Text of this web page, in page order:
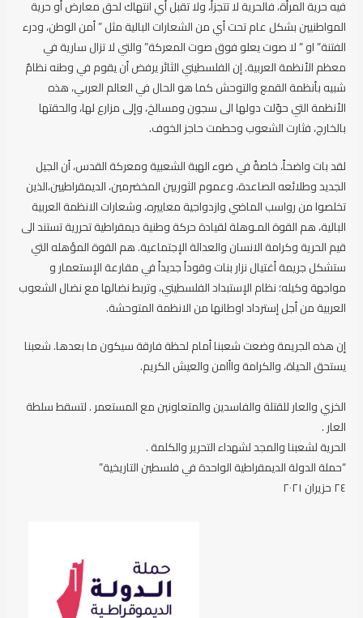
فيه حرية المرأة، فالحرية لا تتجزأ، ولا تقبل أي انتهاك لحق معارض أو حرية
المواطنيين بشكل عام تحت أي من الشعارات البالية مثل ” أمن الوطن، ودرء
الفتنة” او ” لا صوت يعلو فوق صوت المعركة” والتي لا تزال سارية في
معظم الأنظمة العربية. إن الفلسطيني الثائر يرفض أن يقوم في وطنه نظامٌ
شبيه بأنظمة القمع والتوحش كما هو الحال في العالم العربي، هذه
الأنظمة التي حوّلت دولها الى سجون ومسالخ، وإلى مزارع لها، والحقتها
بالخارج، فثارت الشعوب وحطمت حاجز الخوف.
لقد بات واضحاً، خاصةً في ضوء الهبة الشعبية ومعركة القدس، أن الجيل
الجديد وطلائعه الصاعدة، وعموم الثوريين المخضرمين، الديمقراطيين،الذين
تخلصوا من رواسب الماضي وازدواجية معاييره، وشعارات الانظمة العربية
البالية، هم القوة المـوهلة لقيادة حركة وطنية ديمقراطية تحررية تستند الى
قيم الحرية وكرامة الانسان والعدالة الإجتماعية. هم القوة المؤهله التي
ستشكل جريمة أغتيال نزار بنات وقوداً جديداً في مقارعة الإستعمار و
مواجهة وكيله؛ نظام الإستبداد الفلسطيني، وتربط نضالها مع نضال الشعوب
العربية من أجل إسترداد اوطانها من الانظمة المتوحشة.
إن هذه الجريمة وضعت شعبنا أمام لحظة فارقة سيكون ما بعدها. شعبنا
يستحق الحياة، والكرامة واأامن والعيش الكريم.
الخزي والعار للقتلة والفاسدين والمتعاونين مع المستعمر . لتسقط سلطة
العار .
الحرية لشعبنا والمجد لشهداء التحرير والكلمة .
“حملة الدولة الديمقراطية الواحدة في فلسطين التاريخية”
٢٤ حزيران ٢٠٢١